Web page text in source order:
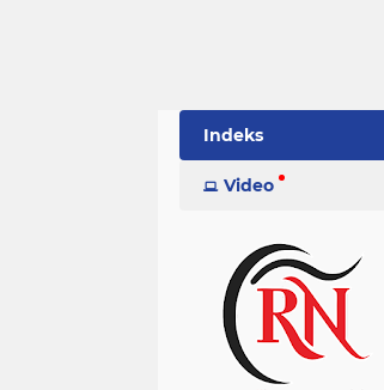
Indeks
Video